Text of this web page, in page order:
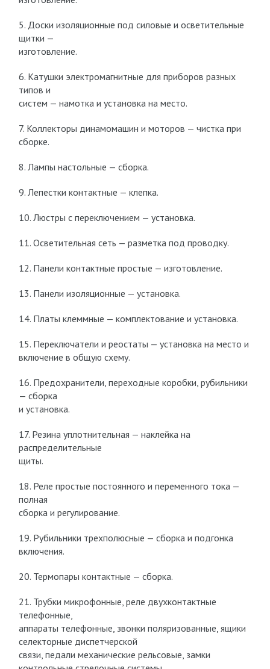
5. Доски изоляционные под силовые и осветительные
щитки —
изготовление.
6. Катушки электромагнитные для приборов разных
типов и
систем — намотка и установка на место.
7. Коллекторы динамомашин и моторов — чистка при
сборке.
8. Лампы настольные — сборка.
9. Лепестки контактные — клепка.
10. Люстры с переключением — установка.
11. Осветительная сеть — разметка под проводку.
12. Панели контактные простые — изготовление.
13. Панели изоляционные — установка.
14. Платы клеммные — комплектование и установка.
15. Переключатели и реостаты — установка на место и
включение в общую схему.
16. Предохранители, переходные коробки, рубильники
— сборка
и установка.
17. Резина уплотнительная — наклейка на
распределительные
щиты.
18. Реле простые постоянного и переменного тока —
полная
сборка и регулирование.
19. Рубильники трехполюсные — сборка и подгонка
включения.
20. Термопары контактные — сборка.
21. Трубки микрофонные, реле двухконтактные
телефонные,
аппараты телефонные, звонки поляризованные, ящики
селекторные диспетчерской
связи, педали механические рельсовые, замки